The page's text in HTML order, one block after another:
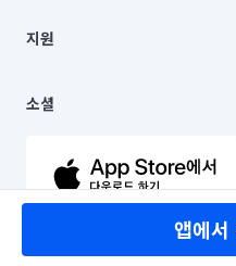
앱에서
상품, 상품정보, 거래에 관한 의무
언론 보도 관련 문의:
© 유한회사 미소. Miso, Inc. All
이사
지원
이용약관
문의하기
소셜
유튜브